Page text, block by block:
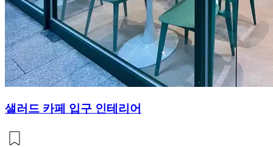
샐러드 카페 입구 인테리어